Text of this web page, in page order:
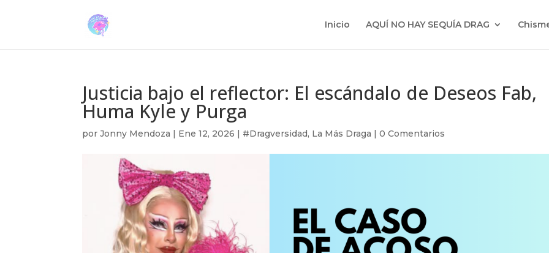
Inicio AQUÍ NO HAY SEQUÍA DRAG
Justicia bajo el reflector: El escándalo de Deseos Fab,
Huma Kyle y Purga
porJonny Mendoza | Ene 12, 2026 | #Dragversidad, La Más Draga |0 Comentarios